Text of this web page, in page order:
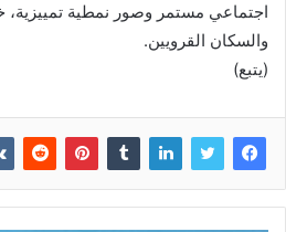
اجتماعي مستمر وصور نمطية
والسكان القرويين.
(يتبع)